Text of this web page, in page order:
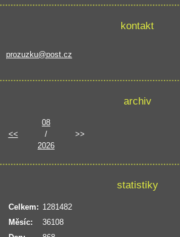
kontakt
prozuzku@post.cz
archiv
<<
08
/
2026
>>
statistiky
Celkem: 1281482
Měsíc:
36108